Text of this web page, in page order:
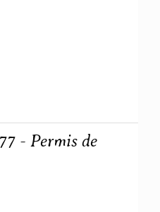
- Permis de